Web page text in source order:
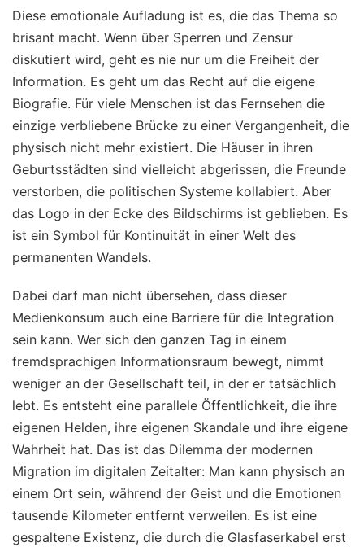
Diese emotionale Aufladung ist es, die das Thema so
brisant macht. Wenn über Sperren und Zensur
diskutiert wird, geht es nie nur um die Freiheit der
Information. Es geht um das Recht auf die eigene
Biografie. Für viele Menschen ist das Fernsehen die
einzige verbliebene Brücke zu einer Vergangenheit, die
physisch nicht mehr existiert. Die Häuser in ihren
Geburtsstädten sind vielleicht abgerissen, die Freunde
verstorben, die politischen Systeme kollabiert. Aber
das Logo in der Ecke des Bildschirms ist geblieben. Es
ist ein Symbol für Kontinuität in einer Welt des
permanenten Wandels.
Dabei darf man nicht übersehen, dass dieser
Medienkonsum auch eine Barriere für die Integration
sein kann. Wer sich den ganzen Tag in einem
fremdsprachigen Informationsraum bewegt, nimmt
weniger an der Gesellschaft teil, in der er tatsächlich
lebt. Es entsteht eine parallele Öffentlichkeit, die ihre
eigenen Helden, ihre eigenen Skandale und ihre eigene
Wahrheit hat. Das ist das Dilemma der modernen
Migration im digitalen Zeitalter: Man kann physisch an
einem Ort sein, während der Geist und die Emotionen
tausende Kilometer entfernt verweilen. Es ist eine
gespaltene Existenz, die durch die Glasfaserkabel erst